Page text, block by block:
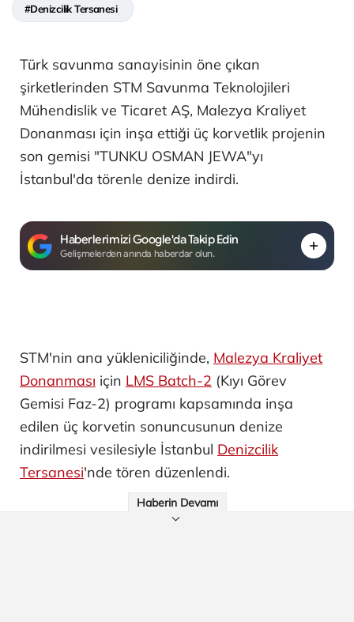
#Denizcilik Tersanesi
Türk savunma sanayisinin öne çıkan
şirketlerinden STM Savunma Teknolojileri
Mühendislik ve Ticaret AŞ, Malezya Kraliyet
Donanması için inşa ettiği üç korvetlik projenin
son gemisi "TUNKU OSMAN JEWA"yı
İstanbul'da törenle denize indirdi.
Haberlerimizi Google'da Takip Edin
Gelişmelerden anında haberdar olun.
STM'nin ana yükleniciliğinde, Malezya Kraliyet
Donanması için LMS Batch-2 (Kıyı Görev
Gemisi Faz-2) programı kapsamında inşa
edilen üç korvetin sonuncusunun denize
indirilmesi vesilesiyle İstanbul Denizcilik
Tersanesi'nde tören düzenlendi.
Haberin Devamı